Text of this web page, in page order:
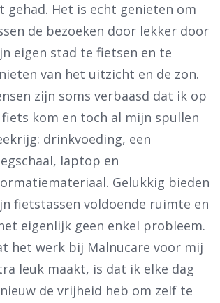
gehad. Het is echt genieten om
de bezoeken door lekker door
eigen stad te fietsen en te
van het uitzicht en de zon.
zijn soms verbaasd dat ik op
fiets kom en toch al mijn spullen
drinkvoeding, een
laptop en
Gelukkig bieden
fietstassen voldoende ruimte en
eigenlijk geen enkel probleem.
het werk bij Malnucare voor mij
leuk maakt, is dat ik elke dag
de vrijheid heb om zelf te